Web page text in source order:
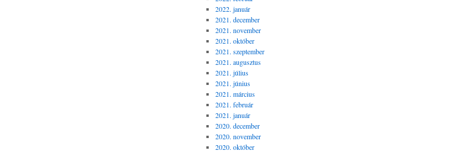
2022. január
2021. december
2021. november
2021. október
2021. szeptember
2021. augusztus
2021. július
2021. június
2021. március
2021. február
2021. január
2020. december
2020. november
2020. október